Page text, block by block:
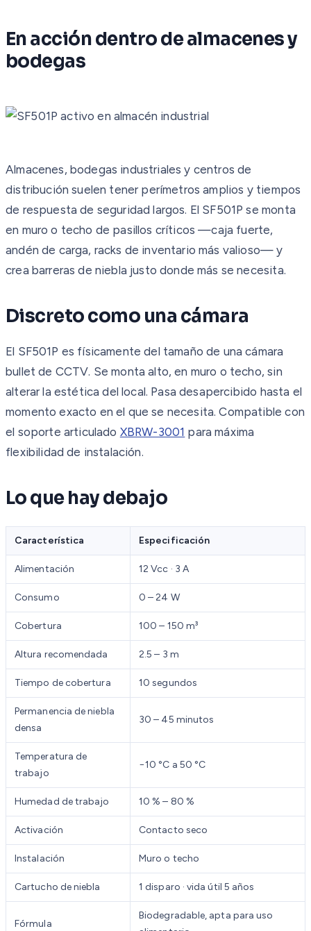
En acción dentro de almacenes y
bodegas
Almacenes, bodegas industriales y centros de
distribución suelen tener perímetros amplios y tiempos
de respuesta de seguridad largos. El SF501P se monta
en muro o techo de pasillos críticos —caja fuerte,
andén de carga, racks de inventario más valioso— y
crea barreras de niebla justo donde más se necesita.
Discreto como una cámara
El SF501P es físicamente del tamaño de una cámara
bullet de CCTV. Se monta alto, en muro o techo, sin
alterar la estética del local. Pasa desapercibido hasta el
momento exacto en el que se necesita. Compatible con
el soporte articulado XBRW-3001 para máxima
flexibilidad de instalación.
Lo que hay debajo
Característica Especificación
Alimentación 12 Vcc · 3 A
Consumo 0 – 24 W
Cobertura 100 – 150 m³
Altura recomendada 2.5 – 3 m
Tiempo de cobertura 10 segundos
Permanencia de niebla
densa
30 – 45 minutos
Temperatura de
trabajo
−10 °C a 50 °C
Humedad de trabajo 10 % – 80 %
Activación Contacto seco
Instalación Muro o techo
Cartucho de niebla 1 disparo · vida útil 5 años
Fórmula
Biodegradable, apta para uso